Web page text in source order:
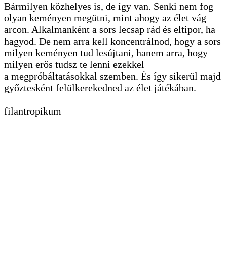
Bármilyen közhelyes is, de így van. Senki nem fog
olyan keményen megütni, mint ahogy az élet vág
arcon. Alkalmanként a sors lecsap rád és eltipor, ha
hagyod. De nem arra kell koncentrálnod, hogy a sors
milyen keményen tud lesújtani, hanem arra, hogy
milyen erős tudsz te lenni ezekkel
a megpróbáltatásokkal szemben. És így sikerül majd
győztesként felülkerekedned az élet játékában.
filantropikum